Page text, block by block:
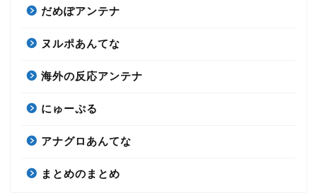
だめぽアンテナ
ヌルポあんてな
海外の反応アンテナ
にゅーぷる
アナグロあんてな
まとめのまとめ